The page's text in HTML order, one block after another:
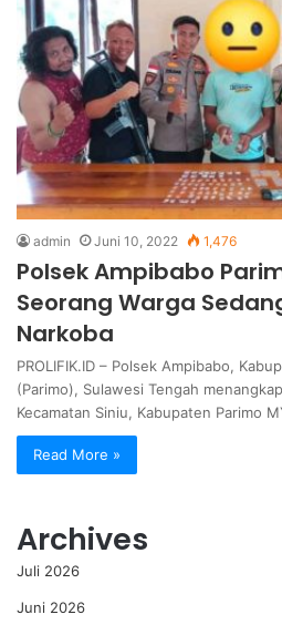
admin Juni 10, 2022 1,476
Polsek Ampibabo
Seorang Warga
Narkoba
PROLIFIK.ID – Polsek Ampibabo,
(Parimo), Sulawesi Tengah
Kecamatan Siniu, Kabupaten Parimo
Read More »
Archives
Juli 2026
Juni 2026